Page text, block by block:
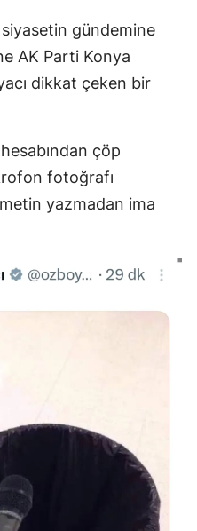
Isparta
İzmir
Kars
Kütahya
siyasetin gündemine
AK Parti Konya
dikkat çeken bir
çöp
fotoğrafı
yazmadan ima